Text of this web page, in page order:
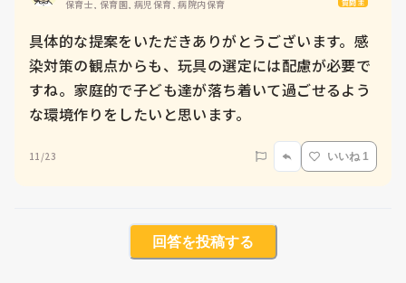
保育士, 保育園, 病児保育, 病院内保育 質問主
具体的な提案をいただきありがとうございます。感
染対策の観点からも、玩具の選定には配慮が必要で
すね。家庭的で子ども達が落ち着いて過ごせるよう
な環境作りをしたいと思います。
11/23 いいね 1
回答を投稿する